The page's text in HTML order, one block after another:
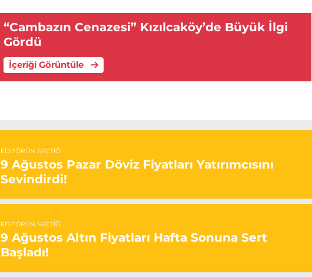
“Cambazın Cenazesi” Kızılcaköy’de Büyük İlgi
Gördü
İçeriği Görüntüle
EDITÖRÜN SEÇTIĞI
9 Ağustos Pazar Döviz Fiyatları Yatırımcısını
Sevindirdi!
EDITÖRÜN SEÇTIĞI
9 Ağustos Altın Fiyatları Hafta Sonuna Sert
Başladı!